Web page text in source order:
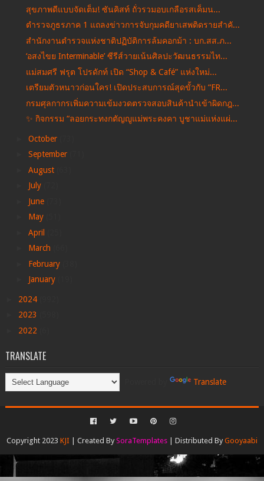
สุขภาพดีแบบจัดเต็ม! ซันคิสท์ ถั่วรวมอบเกลือรสเค็มน...
ตำรวจภูธรภาค 1 แถลงข่าวการจับกุมคดียาเสพติดรายสำคั...
สำนักงานตำรวจแห่งชาติปฏิบัติการล้มคอกม้า : บก.สส.ภ...
‘อสงไขย Interminable’ ซีรีส์วายเน้นศิลปะวัฒนธรรมไท...
แม่สมศรี ฟรุต โปรดักท์ เปิด “Shop & Café” แห่งใหม่...
เตรียมตัวหนาวก่อนใคร! เปิดประสบการณ์สุดขั้วกับ “FR...
กรมศุลกากรเพิ่มความเข้มงวดตรวจสอบสินค้านำเข้าผิดกฎ...
✨ กิจกรรม “ลอยกระทงกตัญญูแม่พระคงคา บูชาแม่แห่งแผ่...
October
September
August
July
June
May
April
March
February
January
2024
2023
2022
TRANSLATE
Translate
Copyright 2023 KJI | Created By SoraTemplates| Distributed By Gooyaabi
Templates